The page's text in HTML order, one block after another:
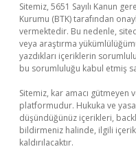
Sitemiz, 5651 Sayılı Kanun
Kurumu (BTK) tarafından
vermektedir. Bu nedenle,
veya araştırma
yazdıkları içeriklerin
bu sorumluluğu kabul etmiş
Sitemiz, kar amacı gütmeyen
platformudur. Hukuka ve
düşündüğünüz içerikleri,
bildirmeniz halinde, ilgili
kaldırılacaktır.